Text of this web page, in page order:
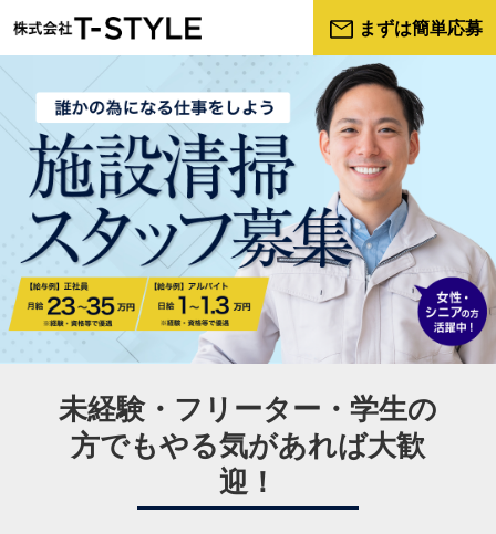
まずは簡単応募
未経験・フリーター・学生の
方でもやる気があれば大歓
迎！